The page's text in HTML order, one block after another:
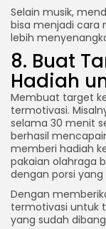
Selain musik,
bisa menjadi cara
lebih
8. Buat
Hadiah
Membuat target
termotivasi.
selama 30 menit
berhasil
memberi hadiah
pakaian olahraga
dengan porsi
Dengan
termotivasi untuk
yang sudah